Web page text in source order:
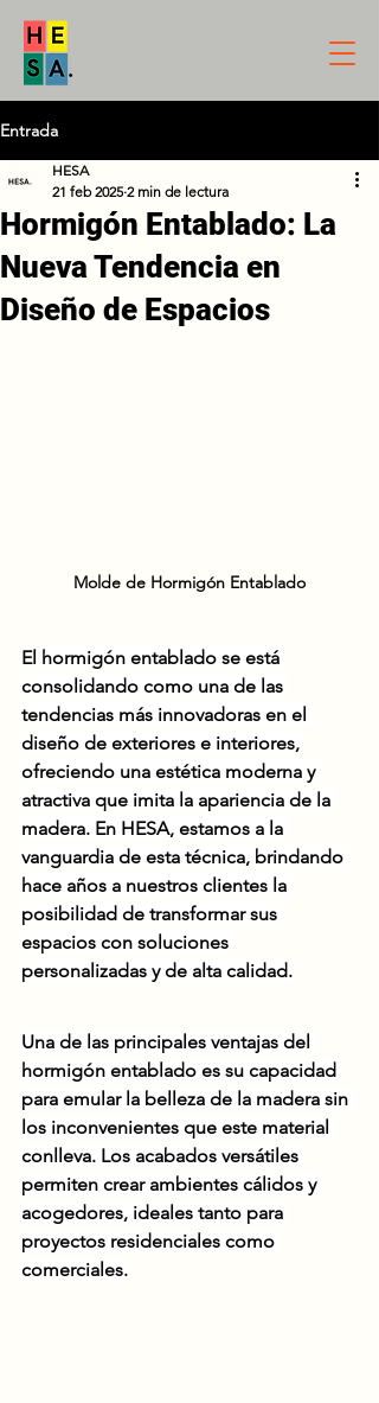
Entrada
Hormigón Entablado: La
Nueva Tendencia en
Diseño de Espacios
HESA
21 feb 2025 2 min de lectura
Molde de Hormigón Entablado
El hormigón entablado se está
consolidando como una de las
tendencias más innovadoras en el
diseño de exteriores e interiores,
ofreciendo una estética moderna y
atractiva que imita la apariencia de la
madera. En HESA, estamos a la
vanguardia de esta técnica, brindando
hace años a nuestros clientes la
posibilidad de transformar sus
espacios con soluciones
personalizadas y de alta calidad.
Una de las principales ventajas del
hormigón entablado es su capacidad
para emular la belleza de la madera sin
los inconvenientes que este material
conlleva. Los acabados versátiles
permiten crear ambientes cálidos y
acogedores, ideales tanto para
proyectos residenciales como
comerciales.